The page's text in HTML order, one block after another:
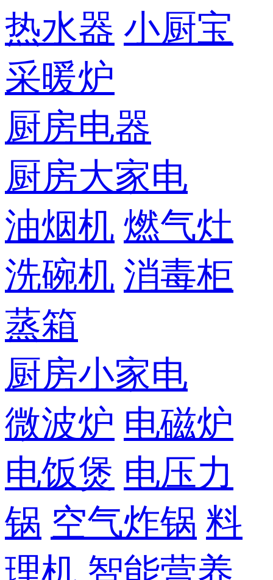
热水器 小厨宝
采暖炉
厨房电器
厨房大家电
油烟机 燃气灶
洗碗机 消毒柜
蒸箱
厨房小家电
微波炉 电磁炉
电饭煲 电压力
锅 空气炸锅 料
理机 智能营养